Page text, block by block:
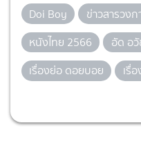
Doi Boy ข่าวสารวง
หนังไทย 2566
อัด อ
เรื่องย่อ ดอยบอย
เรื่